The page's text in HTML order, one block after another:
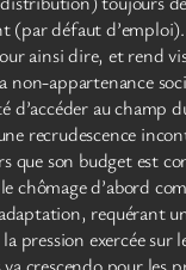
(par défaut
ainsi dire, et rend
non-appartenance
d’accéder au champ
recrudescence
que son budget est
chômage d’abord
requérant
pression exercée sur